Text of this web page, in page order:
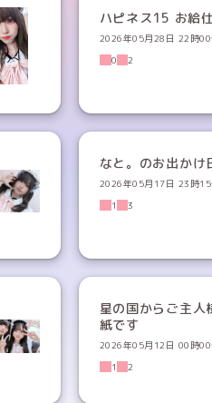
ハピネス
2026年05月28日 22時00
0
2
なと。のお出かけ
2026年05月17日 23時15
1
3
星の国からご主人
紙です
2026年05月12日 00時00
1
2